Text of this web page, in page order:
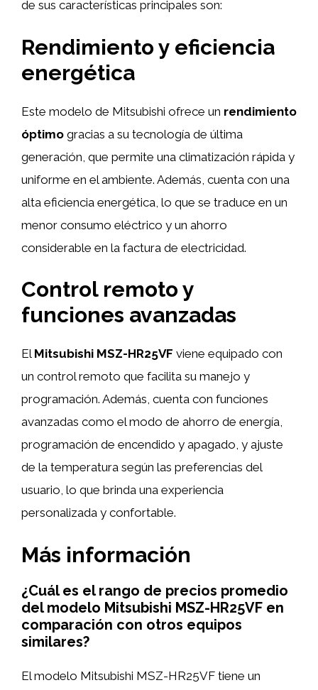
de sus características principales son:
Rendimiento y eficiencia
energética
Este modelo de Mitsubishi ofrece un rendimiento
óptimo gracias a su tecnología de última
generación, que permite una climatización rápida y
uniforme en el ambiente. Además, cuenta con una
alta eficiencia energética, lo que se traduce en un
menor consumo eléctrico y un ahorro
considerable en la factura de electricidad.
Control remoto y
funciones avanzadas
El Mitsubishi MSZ-HR25VF viene equipado con
un control remoto que facilita su manejo y
programación. Además, cuenta con funciones
avanzadas como el modo de ahorro de energía,
programación de encendido y apagado, y ajuste
de la temperatura según las preferencias del
usuario, lo que brinda una experiencia
personalizada y confortable.
Más información
¿Cuál es el rango de precios promedio
del modelo Mitsubishi MSZ-HR25VF en
comparación con otros equipos
similares?
El modelo Mitsubishi MSZ-HR25VF tiene un